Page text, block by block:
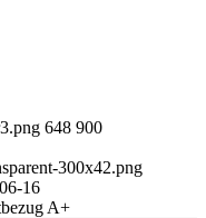
648 900
300x42.png
16
A+